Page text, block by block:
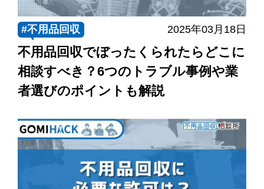
#不用品回収 2025年03月18日
不用品回収でぼったくられたらどこに
相談すべき？6つのトラブル事例や業
者選びのポイントも解説